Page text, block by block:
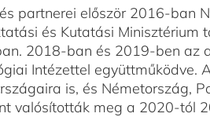
partnerei először 2016-ban
és Kutatási
2018-ban és 2019-ben az
Intézettel
is, és Németország,
valósították meg a 2020-tól